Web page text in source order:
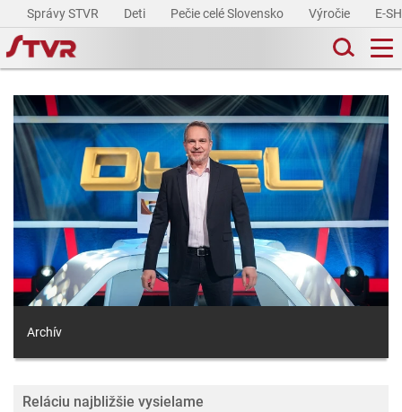
Správy STVR Deti Pečie celé Slovensko Výročie E-
Archív
Reláciu najbližšie vysielame